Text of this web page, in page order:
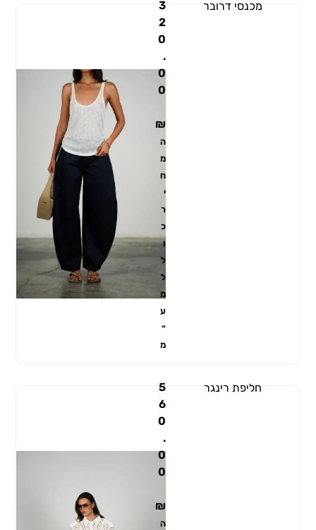
3
2
0
.
0
0
₪
ה
מ
ח
י
ר
כ
ו
ל
ל
מ
ע
״
מ
מכנסי דרובר
5
6
0
.
0
0
₪
ה
חליפת רינגר